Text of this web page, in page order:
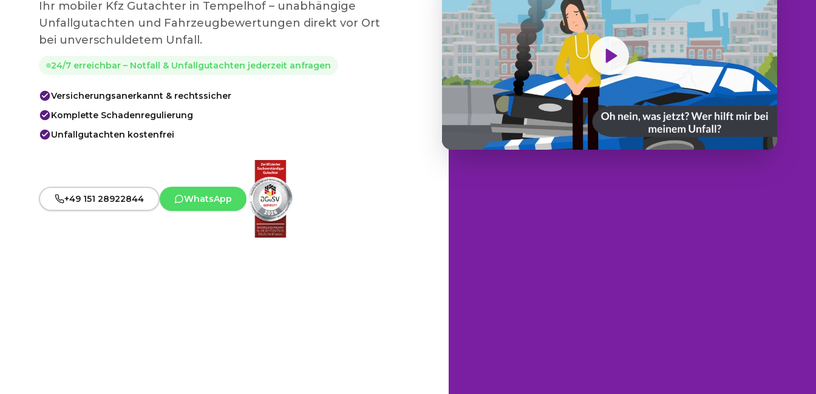
Ihr mobiler Kfz Gutachter in Tempelhof – unabhängige
Unfallgutachten und Fahrzeugbewertungen direkt vor Ort
bei unverschuldetem Unfall.
24/7 erreichbar – Notfall & Unfallgutachten jederzeit anfragen
Versicherungsanerkannt & rechtssicher
Komplette Schadenregulierung
Unfallgutachten kostenfrei
+49 151 28922844 WhatsApp